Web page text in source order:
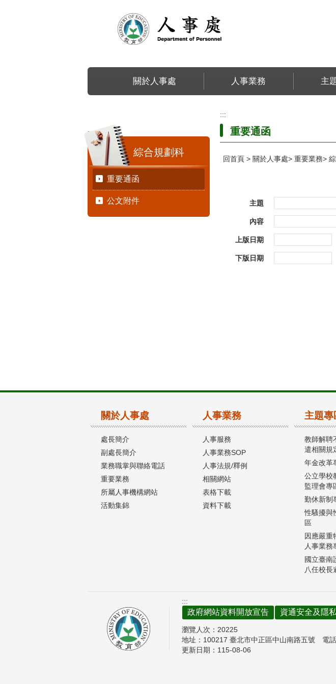
關於人事處 人事業務 主
:::
綜合規劃科
重要通函
公文附件
:::
重要通函
回首頁 關於人事處 重要業務
主題
內容
上版日期
下版日期
關於人事處
處長簡介
副處長簡介
業務職掌與聯絡電話
重要業務
所屬人事機構網站
活動集錦
人事業務
人事服務
人事業務SOP
人事法規/釋例
相關網站
表格下載
資料下載
主題專
教師解聘
遣相關規
年金改革
公立學校
監理會專
勤休新制
性騷擾與
區
因應嚴重
人事業務
國立臺南
八任校長
:::
政府網站資料開放宣告 資通安全及隱
瀏覽人次： 20225
地址：100217 臺北市中正區中山南路五號 電
更新日期： 115-08-06